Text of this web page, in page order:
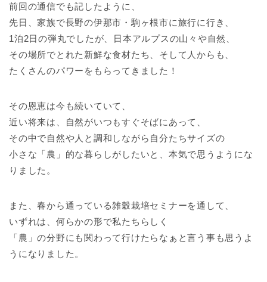
前回の通信でも記したように、
先日、家族で長野の伊那市・駒ヶ根市に旅行に行き、
1泊2日の弾丸でしたが、日本アルプスの山々や自然、
その場所でとれた新鮮な食材たち、そして人からも、
たくさんのパワーをもらってきました！
その恩恵は今も続いていて、
近い将来は、自然がいつもすぐそばにあって、
その中で自然や人と調和しながら自分たちサイズの
小さな「農」的な暮らしがしたいと、本気で思うようにな
りました。
また、春から通っている雑穀栽培セミナーを通して、
いずれは、何らかの形で私たちらしく
「農」の分野にも関わって行けたらなぁと言う事も思うよ
うになりました。